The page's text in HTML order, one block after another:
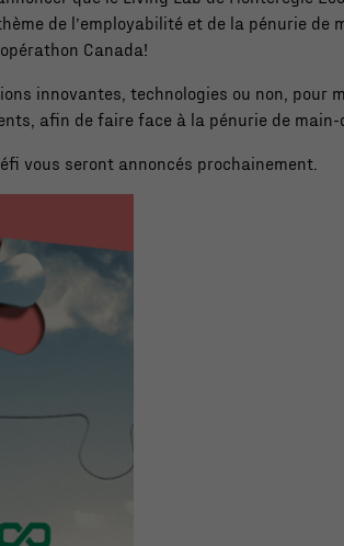
de l’employabilité et de la pénurie de
Canada!
innovantes, technologies ou non, pour
afin de faire face à la pénurie de main-
vous seront annoncés prochainement.